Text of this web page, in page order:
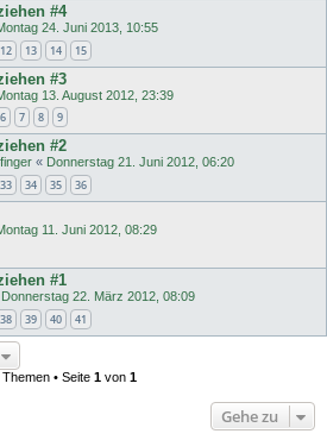
#4
24. Juni 2013, 10:55
12 13 14 15
#3
13. August 2012, 23:39
6 7 8 9
#2
« Donnerstag 21. Juni 2012, 06:20
33 34 35 36
11. Juni 2012, 08:29
#1
Donnerstag 22. März 2012, 08:09
38 39 40 41
Themen • Seite 1 von 1
Gehe zu